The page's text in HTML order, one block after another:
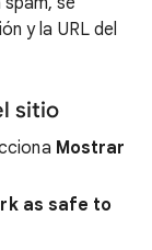
y la URL del
sitio
Mostrar
as safe to